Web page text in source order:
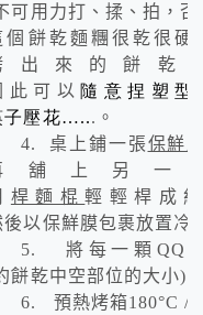
可用力打、揉、拍，
個餅乾麵糰很乾很硬
出來的餅乾
此可以 隨意捏塑型
子壓花…... 。
4.
桌上鋪一張保鮮
舖上另一
桿麵棍輕輕桿成
後以保鮮膜包裹放置冷
5.
將每一顆 QQ
餅乾中空部位的大小)
6.
預熱烤箱180°C /